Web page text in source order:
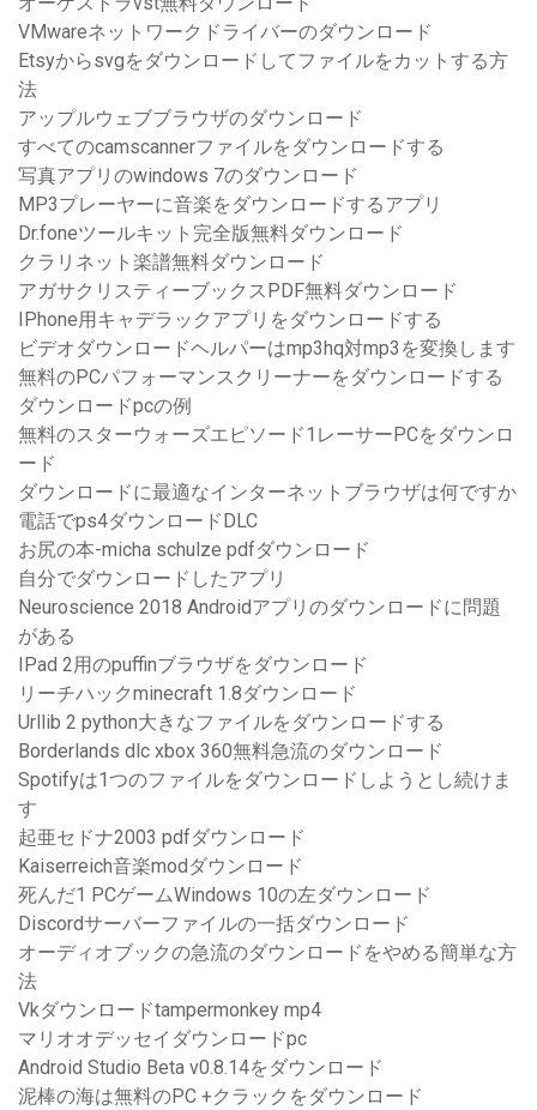
VMwareネットワークドライバーのダウンロード
Etsyからsvgをダウンロードしてファイルをカットする方
法
アップルウェブブラウザのダウンロード
すべてのcamscannerファイルをダウンロードする
写真アプリのwindows 7のダウンロード
MP3プレーヤーに音楽をダウンロードするアプリ
Dr.foneツールキット完全版無料ダウンロード
クラリネット楽譜無料ダウンロード
アガサクリスティーブックスPDF無料ダウンロード
IPhone用キャデラックアプリをダウンロードする
ビデオダウンロードヘルパーはmp3hq対mp3を変換します
無料のPCパフォーマンスクリーナーをダウンロードする
ダウンロードpcの例
無料のスターウォーズエピソード1レーサーPCをダウンロ
ード
ダウンロードに最適なインターネットブラウザは何ですか
電話でps4ダウンロードDLC
お尻の本-micha schulze pdfダウンロード
自分でダウンロードしたアプリ
Neuroscience 2018 Androidアプリのダウンロードに問題
がある
IPad 2用のpuffinブラウザをダウンロード
リーチハックminecraft 1.8ダウンロード
Urllib 2 python大きなファイルをダウンロードする
Borderlands dlc xbox 360無料急流のダウンロード
Spotifyは1つのファイルをダウンロードしようとし続けま
す
起亜セドナ2003 pdfダウンロード
Kaiserreich音楽modダウンロード
死んだ1 PCゲームWindows 10の左ダウンロード
Discordサーバーファイルの一括ダウンロード
オーディオブックの急流のダウンロードをやめる簡単な方
法
Vkダウンロードtampermonkey mp4
マリオオデッセイダウンロードpc
Android Studio Beta v0.8.14をダウンロード
泥棒の海は無料のPC +クラックをダウンロード